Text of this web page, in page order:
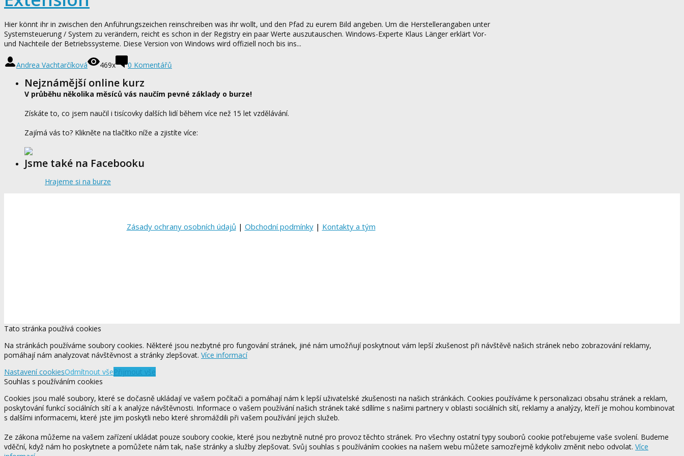
Hier könnt ihr in zwischen den Anführungszeichen reinschreiben was ihr wollt, und den Pfad zu eurem Bild angeben. Um die Herstellerangaben unter
Systemsteuerung / System zu verändern, reicht es schon in der Registry ein paar Werte auszutauschen. Windows-Experte Klaus Länger erklärt Vor-
und Nachteile der Betriebssysteme. Diese Version von Windows wird offiziell noch bis ins...
Andrea Vachtarčíková 469x 0 Komentářů
Nejznámější online kurz
V průběhu několika měsíců vás naučím pevné základy o burze!
Získáte to, co jsem naučil i tisícovky dalších lidí během více než 15 let vzdělávání.
Zajímá vás to? Klikněte na tlačítko níže a zjistíte více:
Jsme také na Facebooku
Hrajeme si na burze
Zásady ochrany osobních údajů | Obchodní podmínky| Kontakty a tým
Tato stránka používá cookies
Na stránkách používáme soubory cookies. Některé jsou nezbytné pro fungování stránek, jiné nám umožňují poskytnout vám lepší zkušenost při návštěvě našich stránek nebo zobrazování reklamy,
pomáhají nám analyzovat návštěvnost a stránky zlepšovat. Více informací
Nastavení cookiesOdmítnout všePřijmout vše
Souhlas s používáním cookies
Cookies jsou malé soubory, které se dočasně ukládají ve vašem počítači a pomáhají nám k lepší uživatelské zkušenosti na našich stránkách. Cookies používáme k personalizaci obsahu stránek a reklam,
poskytování funkcí sociálních sítí a k analýze návštěvnosti. Informace o vašem používání našich stránek také sdílíme s našimi partnery v oblasti sociálních sítí, reklamy a analýzy, kteří je mohou kombinovat
s dalšími informacemi, které jste jim poskytli nebo které shromáždili při vašem používání jejich služeb.
Ze zákona můžeme na vašem zařízení ukládat pouze soubory cookie, které jsou nezbytně nutné pro provoz těchto stránek. Pro všechny ostatní typy souborů cookie potřebujeme vaše svolení. Budeme
vděční, když nám ho poskytnete a pomůžete nám tak, naše stránky a služby zlepšovat. Svůj souhlas s používáním cookies na našem webu můžete samozřejmě kdykoliv změnit nebo odvolat. Více